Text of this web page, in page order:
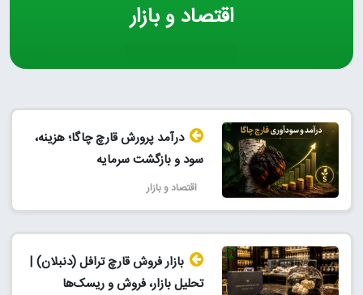
اقتصاد و بازار
درآمد پرورش قارچ چاگا؛ هزینه،
سود و بازگشت سرمایه
اقتصاد و بازار
بازار فروش قارچ ترافل (دنبلان) |
تحلیل بازار، فروش و ریسک‌ها